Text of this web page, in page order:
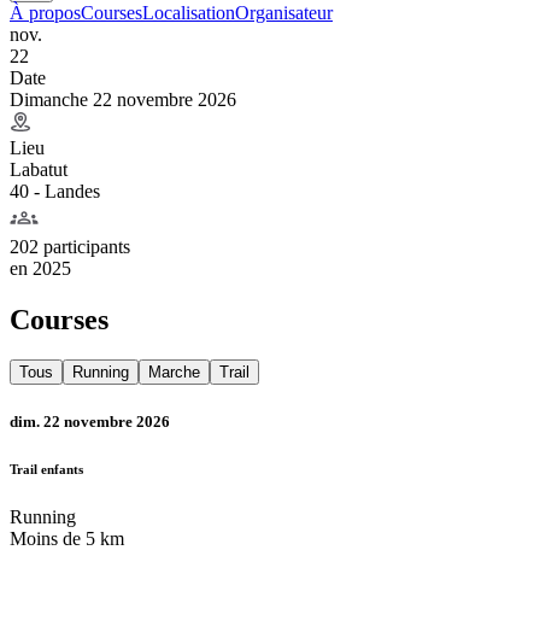
À proposCoursesLocalisationOrganisateur
nov.
22
Date
Dimanche 22 novembre 2026
Lieu
Labatut
40 - Landes
202 participants
en 2025
Courses
Tous Running Marche Trail
dim. 22 novembre 2026
Trail enfants
Running
Moins de 5 km